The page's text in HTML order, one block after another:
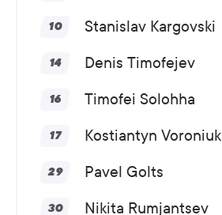
10 Stanislav Kargovski
14 Denis Timofejev
16 Timofei Solohha
17 Kostiantyn Voroniuk
29 Pavel Golts
30 Nikita Rumjantsev